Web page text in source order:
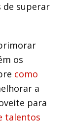
de superar
os
como
a
para
talentos